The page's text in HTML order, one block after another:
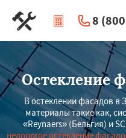
8
|
Остекление
В остеклении фасадов в
материалы такие как,
«Reynaers» (Бельгия) и
недорогое остекление